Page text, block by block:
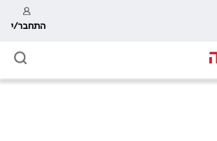
התחבר/י